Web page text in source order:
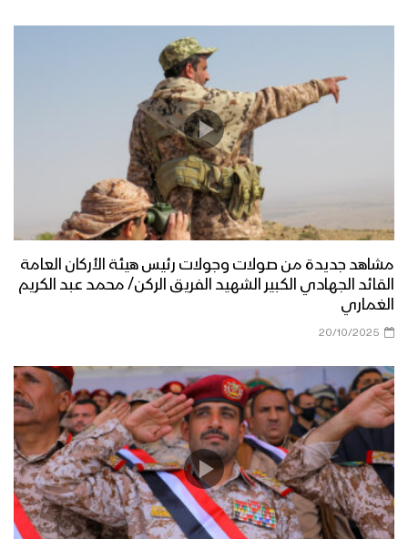
مشاهد جديدة من صولات وجولات رئيس هيئة الأركان العامة
القائد الجهادي الكبير الشهيد الفريق الركن/ محمد عبد الكريم
الغماري
20/10/2025